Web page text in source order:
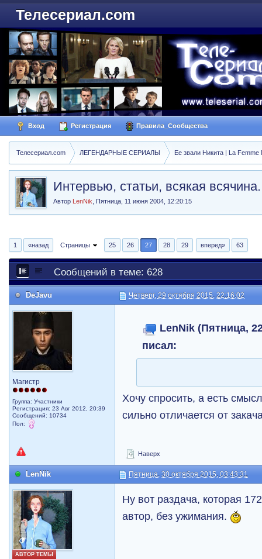
Телесериал.com
Вход Регистрация Правила_Сообщества
Телесериал.com ЛЕГЕНДАРНЫЕ СЕРИАЛЫ Ее звали Никита | La Femme
Интервью, статьи, всякая
Автор LenNik ,Пятница, 11 июня 2004, 12:20:15
1 «назад Страницы 25 26 27 28 29 вперед» 63
Сообщений в теме: 628
DeJavu Четверг, 29 октября 2015, 22:16:02
Магистр
Группа: Участники
Регистрация: 23 Авг 2012, 20:39
Сообщений: 10734
Пол:
LenNik (Пятница,
писал:
Хочу спросить, а есть
сильно отличается от
Наверх
LenNik Пятница, 30 октября 2015, 03:43:31
АВТОР ТЕМЫ
Ну вот раздача, которая
автор, без ужимания.